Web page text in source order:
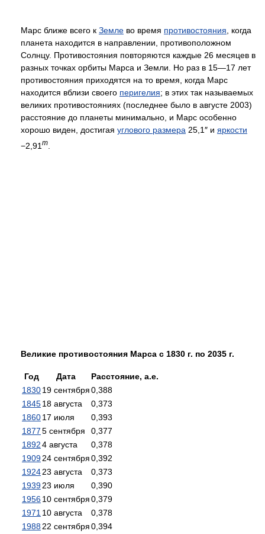
Марс ближе всего к Земле во время противостояния, когда
планета находится в направлении, противоположном
Солнцу. Противостояния повторяются каждые 26 месяцев в
разных точках орбиты Марса и Земли. Но раз в 15—17 лет
противостояния приходятся на то время, когда Марс
находится вблизи своего перигелия; в этих так называемых
великих противостояниях (последнее было в августе 2003)
расстояние до планеты минимально, и Марс особенно
хорошо виден, достигая углового размера 25,1″ и яркости
−2,91 m
Великие противостояния Марса с 1830 г. по 2035 г.
Год Дата
Расстояние, а.е.
183019 сентября0,388
184518 августа
0,373
186017 июля
0,393
18775 сентября
0,377
18924 августа
0,378
190924 сентября0,392
192423 августа
0,373
193923 июля
0,390
195610 сентября0,379
1971 10 августа
0,378
198822 сентября0,394